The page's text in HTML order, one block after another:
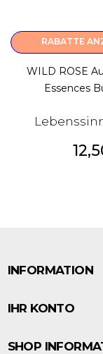
RABATTE
WILD ROSE
Essences
INFORMATION
IHR KONTO
SHOP